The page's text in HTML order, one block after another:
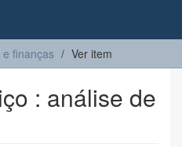
finanças Ver item
: análise de